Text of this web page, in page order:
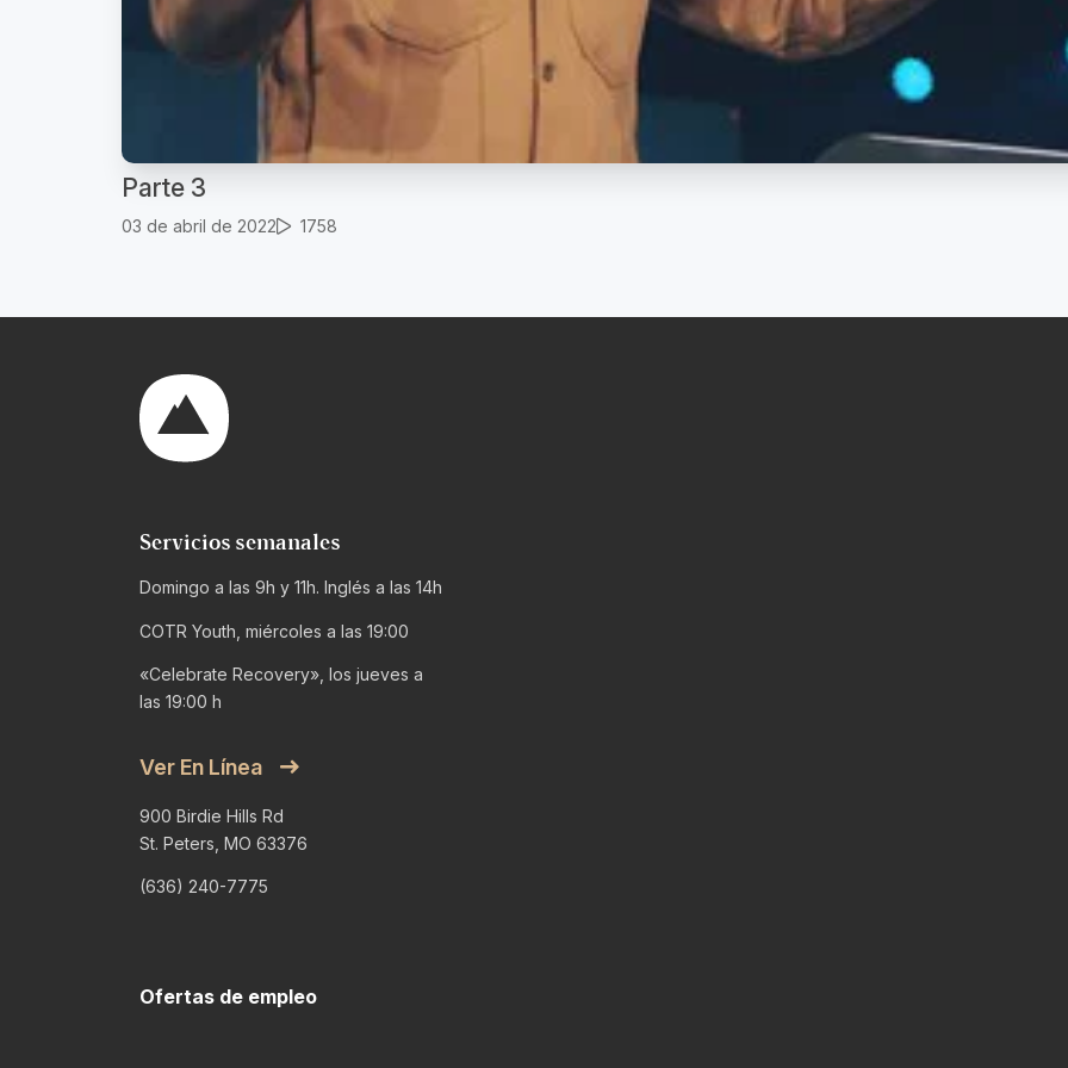
Parte 3
03 de abril de 2022 1758
Servicios semanales
Domingo a las 9h y 11h. Inglés a las 14h
COTR Youth, miércoles a las 19:00
«Celebrate Recovery», los jueves a
las 19:00 h
Ver En Línea
900 Birdie Hills Rd
St. Peters, MO 63376
(636) 240-7775
Ofertas de empleo